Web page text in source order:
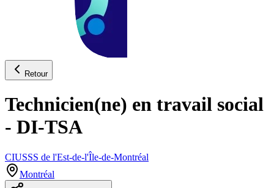
Retour
Technicien(ne) en travail social
- DI-TSA
CIUSSS de l'Est-de-l'Île-de-Montréal
Montréal